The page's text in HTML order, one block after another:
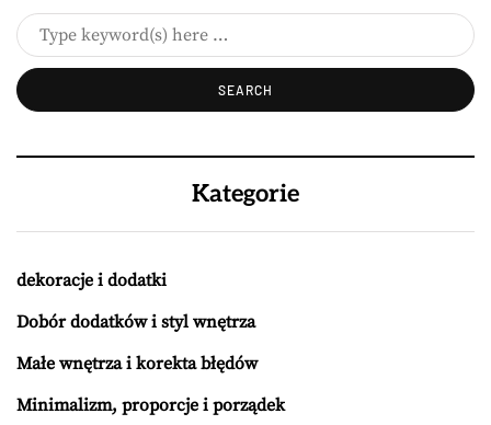
Kategorie
dekoracje i dodatki
Dobór dodatków i styl wnętrza
Małe wnętrza i korekta błędów
Minimalizm, proporcje i porządek